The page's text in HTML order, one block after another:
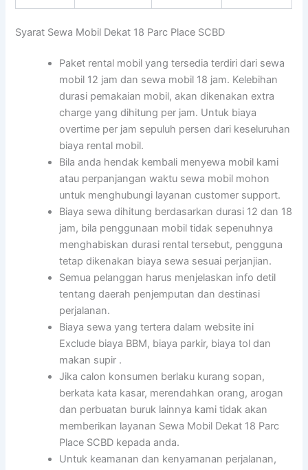
Syarat Sewa Mobil Dekat 18 Parc Place SCBD
Paket rental mobil yang tersedia terdiri dari sewa
mobil 12 jam dan sewa mobil 18 jam. Kelebihan
durasi pemakaian mobil, akan dikenakan extra
charge yang dihitung per jam. Untuk biaya
overtime per jam sepuluh persen dari keseluruhan
biaya rental mobil.
Bila anda hendak kembali menyewa mobil kami
atau perpanjangan waktu sewa mobil mohon
untuk menghubungi layanan customer support.
Biaya sewa dihitung berdasarkan durasi 12 dan 18
jam, bila penggunaan mobil tidak sepenuhnya
menghabiskan durasi rental tersebut, pengguna
tetap dikenakan biaya sewa sesuai perjanjian.
Semua pelanggan harus menjelaskan info detil
tentang daerah penjemputan dan destinasi
perjalanan.
Biaya sewa yang tertera dalam website ini
Exclude biaya BBM, biaya parkir, biaya tol dan
makan supir .
Jika calon konsumen berlaku kurang sopan,
berkata kata kasar, merendahkan orang, arogan
dan perbuatan buruk lainnya kami tidak akan
memberikan layanan Sewa Mobil Dekat 18 Parc
Place SCBD kepada anda.
Untuk keamanan dan kenyamanan perjalanan,